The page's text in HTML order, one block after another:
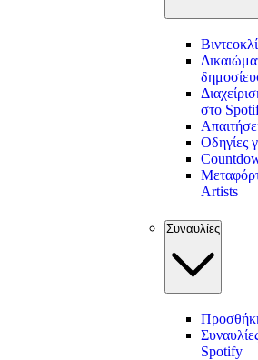
στο
Οδηγίες
Artists
Συναυλίες
Spotify